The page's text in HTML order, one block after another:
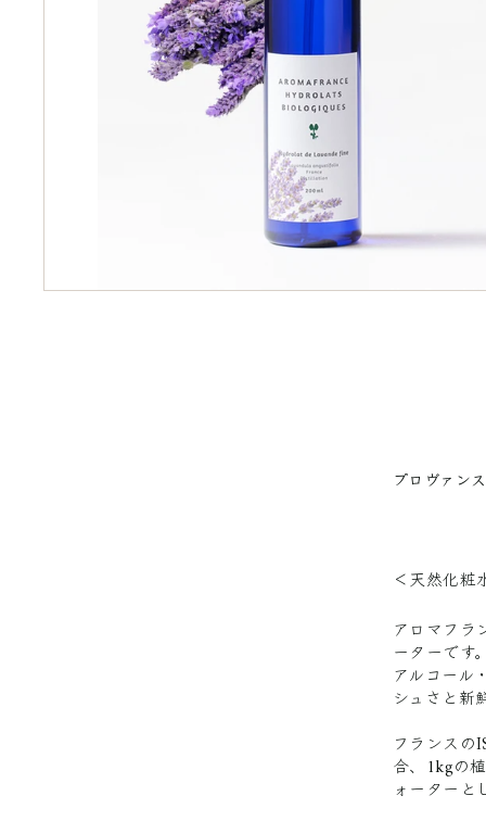
プロヴァン
＜天然化粧
アロマフラ
ーターです
アルコール
シュさと新
フランスの
合、1kgの
ォーターと